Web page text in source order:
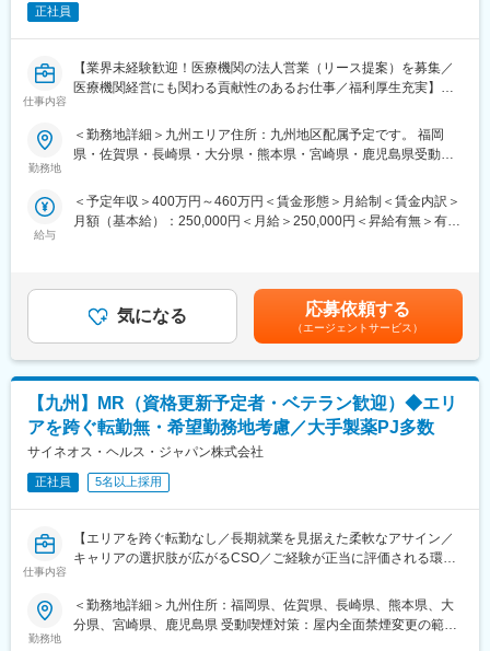
医療のプロである医師と折衝するため、高いレベルの知識や営業
肌で感じることができます。
■業務内容：
医師や医療従事者に対して、当社製品の提案営業を行っていただ
きます。
・担当製品の提案、技術サポート（手術の立会いあり）
・最新の医療関連情報の提供、サポート（勉強・セミナーの主催
・販売代理店へのサポート（製品情報の提供、勉強会の主催な
ど）
■ポジション魅力：
の治療戦略を支援できる
・循環器領域の高度な専門性を磨きながら、市場価値の高いキャ
■キャリアパス：
社員の自律的キャリア開発を推進するため、「社内公募制度」を
積極的に推進しています。また「社内インターンシップ」を導入
しており、今の仕事を続けたまま興味のある仕事を６ヵ月間体験
できる制度あるため、マネージャーだけでなくマーケティングや
管理部門など幅広いポジションにチャレンジできる環境がありま
す。
変更の範囲：会社の定める業務
正社員
仕事内容
【業界未経験歓迎！医療機関の法人営業（リース提案）を募集／
医療機関経営にも関わる貢献性のあるお仕事／福利厚生充実】
【はじめに】
今回は部署の増員を目的に、法人営業担当を募集します。医療機
【業務内容】
既存顧客へのリース商品の提案や追加取引を獲得し、継続的にサ
ポートいただきます。
■新規営業（4～5割）：
《新規開業支援》
開業を予定している医師に対し、医療機器メーカーやコンサルタ
ントと協力して、開業の支援をします。集患シュミレーションで
ある診療圏の分析、収益予測のノウハウがあり、付加価値の高い
提案型の営業を目指します。
分割払いでの取引を提案し、医療機器の円滑な導入や、省エネ設
備の導入など施設運営の効率化をサポートする等、幅広い提案に
【当社のリースについて】
勤務地
＜勤務地詳細＞九州エリア住所：九州地区配属予定です。 福岡
県・佐賀県・長崎県・大分県・熊本県・宮崎県・鹿児島県受動喫
給与
＜予定年収＞400万円～460万円＜賃金形態＞月給制＜賃金内訳＞
月額（基本給）：250,000円＜月給＞250,000円＜昇給有無＞有＜
いません■昇給：有賃金はあくまでも目安の金額であり、選考を通
じて上下する可能性があります。月給(月額)は固定手当を含めた表
記です。
気になる 応募依頼する
（エージェントサービス）
【九州】MR（資格更新予定者・ベテラン歓迎）◆エリ
アを跨ぐ転勤無・希望勤務地考慮／大手製薬PJ多数
サイネオス・ヘルス・ジャパン株式会社
正社員 5名以上採用
仕事内容
【エリアを跨ぐ転勤なし／長期就業を見据えた柔軟なアサイン／
キャリアの選択肢が広がるCSO／ご経験が正当に評価される環
【はじめに】
勤務地
＜勤務地詳細＞九州住所：福岡県、佐賀県、長崎県、熊本県、大
分県、宮崎県、鹿児島県 受動喫煙対策：屋内全面禁煙変更の範